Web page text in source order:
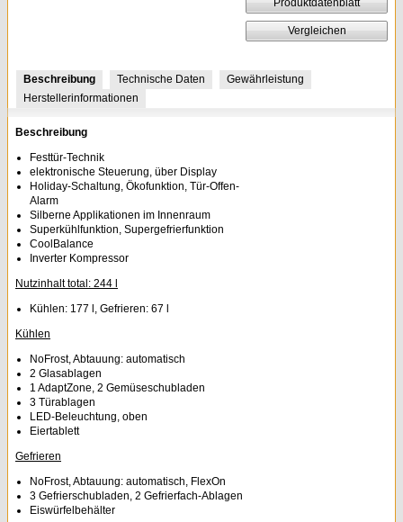
Produktdatenblatt
Vergleichen
Beschreibung Technische Daten
Gewährleistung
Herstellerinformationen
Beschreibung
Festtür-Technik
elektronische Steuerung, über Display
Holiday-Schaltung, Ökofunktion, Tür-Offen-
Alarm
Silberne Applikationen im Innenraum
Superkühlfunktion, Supergefrierfunktion
CoolBalance
Inverter Kompressor
Nutzinhalt total: 244 l
Kühlen: 177 l, Gefrieren: 67 l
Kühlen
NoFrost, Abtauung: automatisch
2 Glasablagen
1 AdaptZone, 2 Gemüseschubladen
3 Türablagen
LED-Beleuchtung, oben
Eiertablett
Gefrieren
NoFrost, Abtauung: automatisch, FlexOn
3 Gefrierschubladen, 2 Gefrierfach-Ablagen
Eiswürfelbehälter